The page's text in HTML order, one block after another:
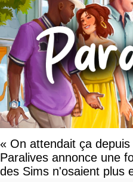
« On attendait ça
Paralives annonce une
des Sims n'osaient plus